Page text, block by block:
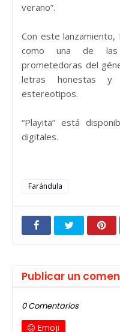
verano”.
Con este lanzamiento,
como una de las
prometedoras del
letras honestas y
estereotipos.
“Playita” está
digitales.
Farándula
Publicar un
0 Comentarios
Emoji